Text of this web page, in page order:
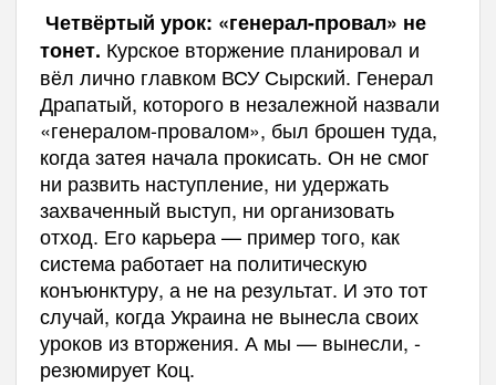
Четвёртый урок: «генерал-провал» не
тонет. Курское вторжение планировал и
вёл лично главком ВСУ Сырский. Генерал
Драпатый, которого в незалежной назвали
«генералом-провалом», был брошен туда,
когда затея начала прокисать. Он не смог
ни развить наступление, ни удержать
захваченный выступ, ни организовать
отход. Его карьера — пример того, как
система работает на политическую
конъюнктуру, а не на результат. И это тот
случай, когда Украина не вынесла своих
уроков из вторжения. А мы — вынесли, -
резюмирует Коц.